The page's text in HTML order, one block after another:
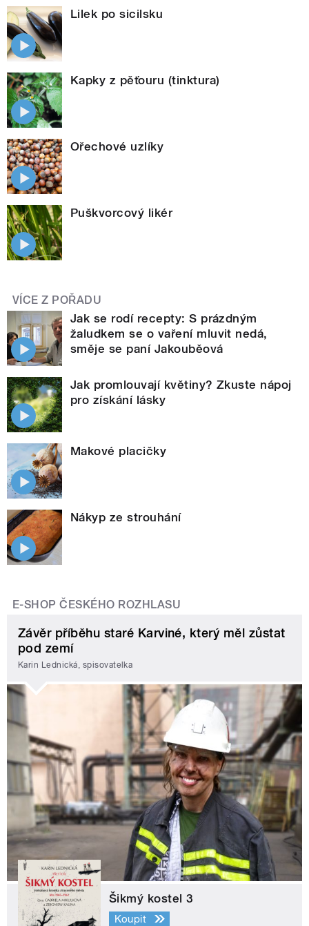
Lilek po sicilsku
Kapky z pěťouru (tinktura)
Ořechové uzlíky
Puškvorcový likér
VÍCE Z POŘADU
Jak se rodí recepty: S prázdným
žaludkem se o vaření mluvit nedá,
směje se paní Jakouběová
Jak promlouvají květiny? Zkuste nápoj
pro získání lásky
Makové placičky
Nákyp ze strouhání
E-SHOP ČESKÉHO ROZHLASU
Závěr příběhu staré Karviné, který měl zůstat
pod zemí
Karin Lednická, spisovatelka
Šikmý kostel 3
Koupit